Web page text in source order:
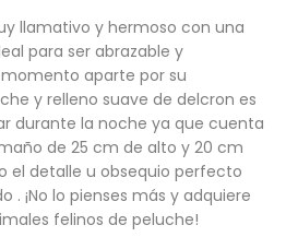
llamativo y hermoso con una
para ser abrazable y
aparte por su
y relleno suave de delcron es
durante la noche ya que cuenta
de 25 cm de alto y 20 cm
el detalle u obsequio perfecto
. ¡No lo pienses más y adquiere
felinos de peluche!